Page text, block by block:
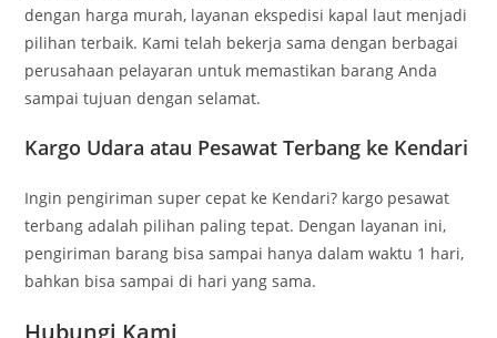
dengan harga murah, layanan ekspedisi kapal laut menjadi
pilihan terbaik. Kami telah bekerja sama dengan berbagai
perusahaan pelayaran untuk memastikan barang Anda
sampai tujuan dengan selamat.
Kargo Udara atau Pesawat Terbang ke Kendari
Ingin pengiriman super cepat ke Kendari? kargo pesawat
terbang adalah pilihan paling tepat. Dengan layanan ini,
pengiriman barang bisa sampai hanya dalam waktu 1 hari,
bahkan bisa sampai di hari yang sama.